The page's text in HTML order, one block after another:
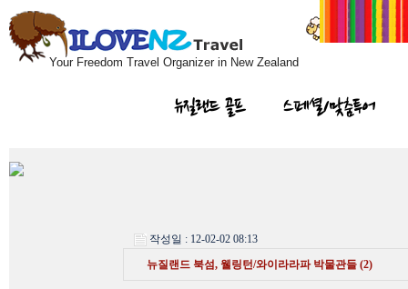
Your Freedom Travel Organizer in New Zealand
뉴질랜드 골프 스페셜/맞춤투어
작성일 : 12-02-02 08:13
뉴질랜드 북섬, 웰링턴/와이라라파 박물관들 (2)